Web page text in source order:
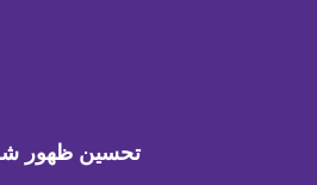
تحسين ظهور